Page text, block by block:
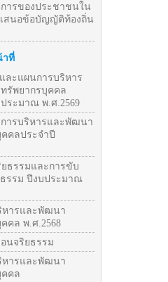
ารของประชาชนใน
เสนอข้อบัญญัติท้องถิ่น
าที่
ละแผนการบริหาร
รัพยากรบุคคล
ระมาณ พ.ศ.2569
การบริหารและพัฒนา
คลประจำปี
ธรรมและการขับ
ธรรม ปีงบประมาณ
หารและพัฒนา
คล พ.ศ.2568
นจริยธรรม
หารและพัฒนา
คคล